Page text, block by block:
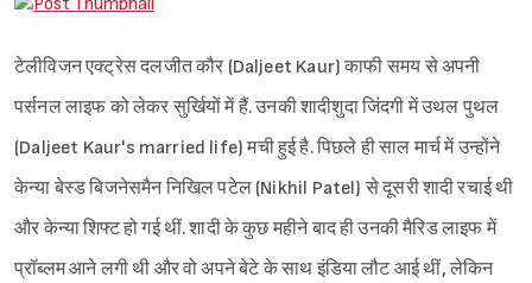
टेलीविजन एक्ट्रेस दलजीत कौर (Daljeet Kaur) काफी समय से अपनी
पर्सनल लाइफ को लेकर सुर्खियों में हैं. उनकी शादीशुदा जिंदगी में उथल पुथल
(Daljeet Kaur's married life) मची हुई है. पिछले ही साल मार्च में उन्होंने
केन्या बेस्ड बिजनेसमैन निखिल पटेल (Nikhil Patel) से दूसरी शादी रचाई थी
और केन्या शिफ्ट हो गई थीं. शादी के कुछ महीने बाद ही उनकी मैरिड लाइफ में
प्रॉब्लम आने लगी थी और वो अपने बेटे के साथ इंडिया लौट आई थीं, लेकिन